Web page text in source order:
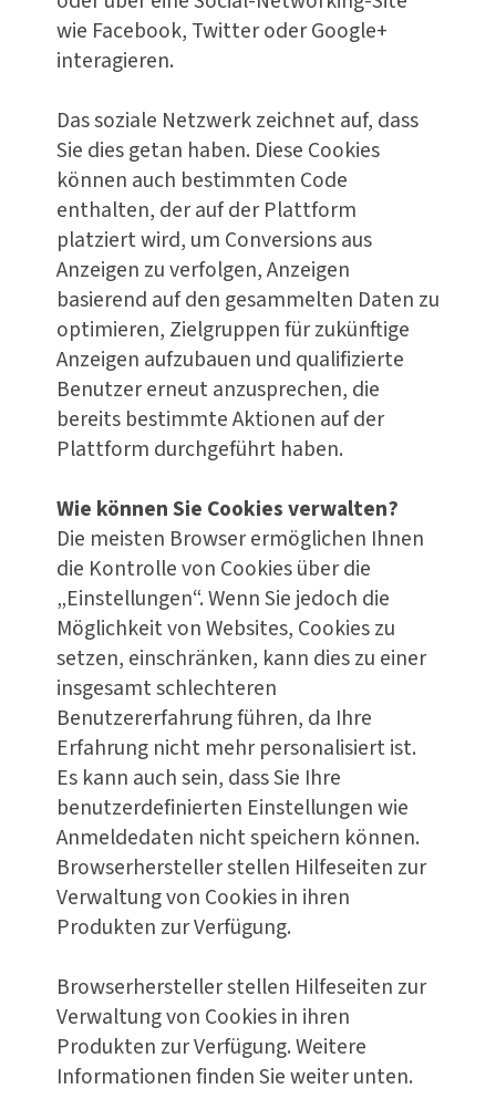
wie Facebook, Twitter oder Google+
interagieren.
Das soziale Netzwerk zeichnet auf, dass
Sie dies getan haben. Diese Cookies
können auch bestimmten Code
enthalten, der auf der Plattform
platziert wird, um Conversions aus
Anzeigen zu verfolgen, Anzeigen
basierend auf den gesammelten Daten zu
optimieren, Zielgruppen für zukünftige
Anzeigen aufzubauen und qualifizierte
Benutzer erneut anzusprechen, die
bereits bestimmte Aktionen auf der
Plattform durchgeführt haben.
Wie können Sie Cookies verwalten?
Die meisten Browser ermöglichen Ihnen
die Kontrolle von Cookies über die
„Einstellungen“. Wenn Sie jedoch die
Möglichkeit von Websites, Cookies zu
setzen, einschränken, kann dies zu einer
insgesamt schlechteren
Benutzererfahrung führen, da Ihre
Erfahrung nicht mehr personalisiert ist.
Es kann auch sein, dass Sie Ihre
benutzerdefinierten Einstellungen wie
Anmeldedaten nicht speichern können.
Browserhersteller stellen Hilfeseiten zur
Verwaltung von Cookies in ihren
Produkten zur Verfügung.
Browserhersteller stellen Hilfeseiten zur
Verwaltung von Cookies in ihren
Produkten zur Verfügung. Weitere
Informationen finden Sie weiter unten.